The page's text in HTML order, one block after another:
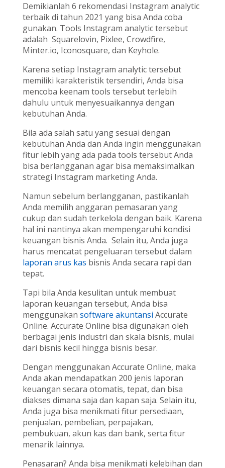
Demikianlah 6 rekomendasi Instagram analytic
terbaik di tahun 2021 yang bisa Anda coba
gunakan. Tools Instagram analytic tersebut
adalah Squarelovin, Pixlee, Crowdfire,
Minter.io, Iconosquare, dan Keyhole.
Karena setiap Instagram analytic tersebut
memiliki karakteristik tersendiri, Anda bisa
mencoba keenam tools tersebut terlebih
dahulu untuk menyesuaikannya dengan
kebutuhan Anda.
Bila ada salah satu yang sesuai dengan
kebutuhan Anda dan Anda ingin menggunakan
fitur lebih yang ada pada tools tersebut Anda
bisa berlangganan agar bisa memaksimalkan
strategi Instagram marketing Anda.
Namun sebelum berlangganan, pastikanlah
Anda memilih anggaran pemasaran yang
cukup dan sudah terkelola dengan baik. Karena
hal ini nantinya akan mempengaruhi kondisi
keuangan bisnis Anda. Selain itu, Anda juga
harus mencatat pengeluaran tersebut dalam
laporan arus kas bisnis Anda secara rapi dan
tepat.
Tapi bila Anda kesulitan untuk membuat
laporan keuangan tersebut, Anda bisa
menggunakan software akuntansi Accurate
Online. Accurate Online bisa digunakan oleh
berbagai jenis industri dan skala bisnis, mulai
dari bisnis kecil hingga bisnis besar.
Dengan menggunakan Accurate Online, maka
Anda akan mendapatkan 200 jenis laporan
keuangan secara otomatis, tepat, dan bisa
diakses dimana saja dan kapan saja. Selain itu,
Anda juga bisa menikmati fitur persediaan,
penjualan, pembelian, perpajakan,
pembukuan, akun kas dan bank, serta fitur
menarik lainnya.
Penasaran? Anda bisa menikmati kelebihan dan